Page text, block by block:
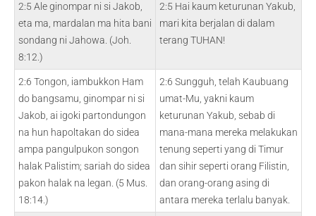
2:5 Ale ginompar ni si Jakob,
eta ma, mardalan ma hita bani
sondang ni Jahowa. (Joh.
8:12.)
2:5 Hai kaum keturunan Yakub,
mari kita berjalan di dalam
terang TUHAN!
2:6 Tongon, iambukkon Ham
do bangsamu, ginompar ni si
Jakob, ai igoki partondungon
na hun hapoltakan do sidea
ampa pangulpukon songon
halak Palistim; sariah do sidea
pakon halak na legan. (5 Mus.
18:14.)
2:6 Sungguh, telah Kaubuang
umat-Mu, yakni kaum
keturunan Yakub, sebab di
mana-mana mereka melakukan
tenung seperti yang di Timur
dan sihir seperti orang Filistin,
dan orang-orang asing di
antara mereka terlalu banyak.